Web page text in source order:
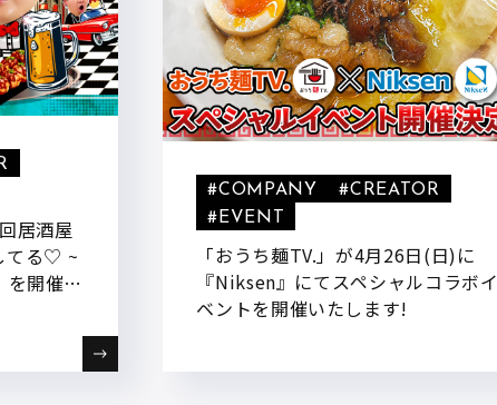
居酒屋
てる♡ ~
を開催い
「おうち麺TV.」が4月26日(日)に
『Niksen』にてスペシャルコラボイ
ベントを開催いたします!
#COMPANY
#CREATOR
#EVENT